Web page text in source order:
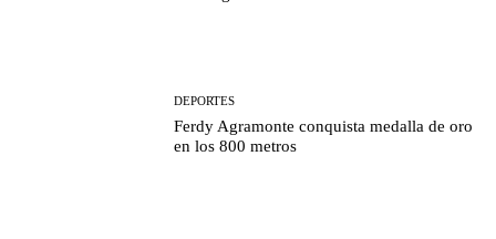
DEPORTES
Ferdy Agramonte conquista medalla de oro
en los 800 metros